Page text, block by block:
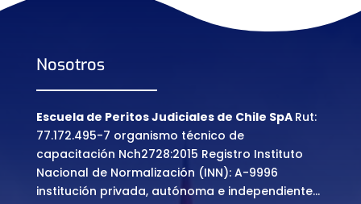
Nosotros
Escuela de Peritos Judiciales de Chile SpA Rut:
77.172.495-7 organismo técnico de
capacitación Nch2728:2015 Registro Instituto
Nacional de Normalización (INN): A-9996
institución privada, autónoma e independiente…